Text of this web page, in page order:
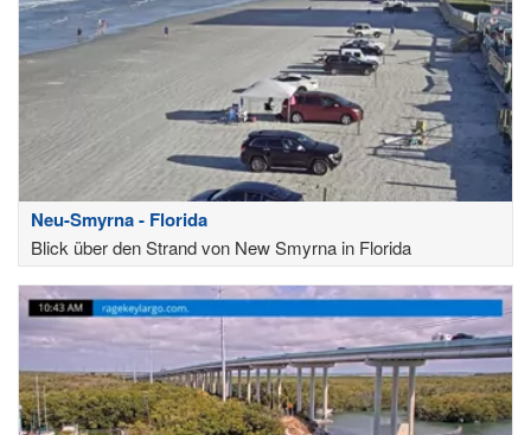
Neu-Smyrna - Florida
Blick über den Strand von New Smyrna in Florida